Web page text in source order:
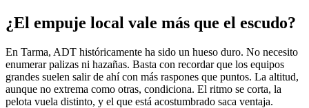
¿El empuje local vale más que el escudo?
En Tarma, ADT históricamente ha sido un hueso duro. No necesito
enumerar palizas ni hazañas. Basta con recordar que los equipos
grandes suelen salir de ahí con más raspones que puntos. La altitud,
aunque no extrema como otras, condiciona. El ritmo se corta, la
pelota vuela distinto, y el que está acostumbrado saca ventaja.